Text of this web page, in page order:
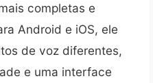
completas e
Android e iOS, ele
de voz diferentes,
e uma interface